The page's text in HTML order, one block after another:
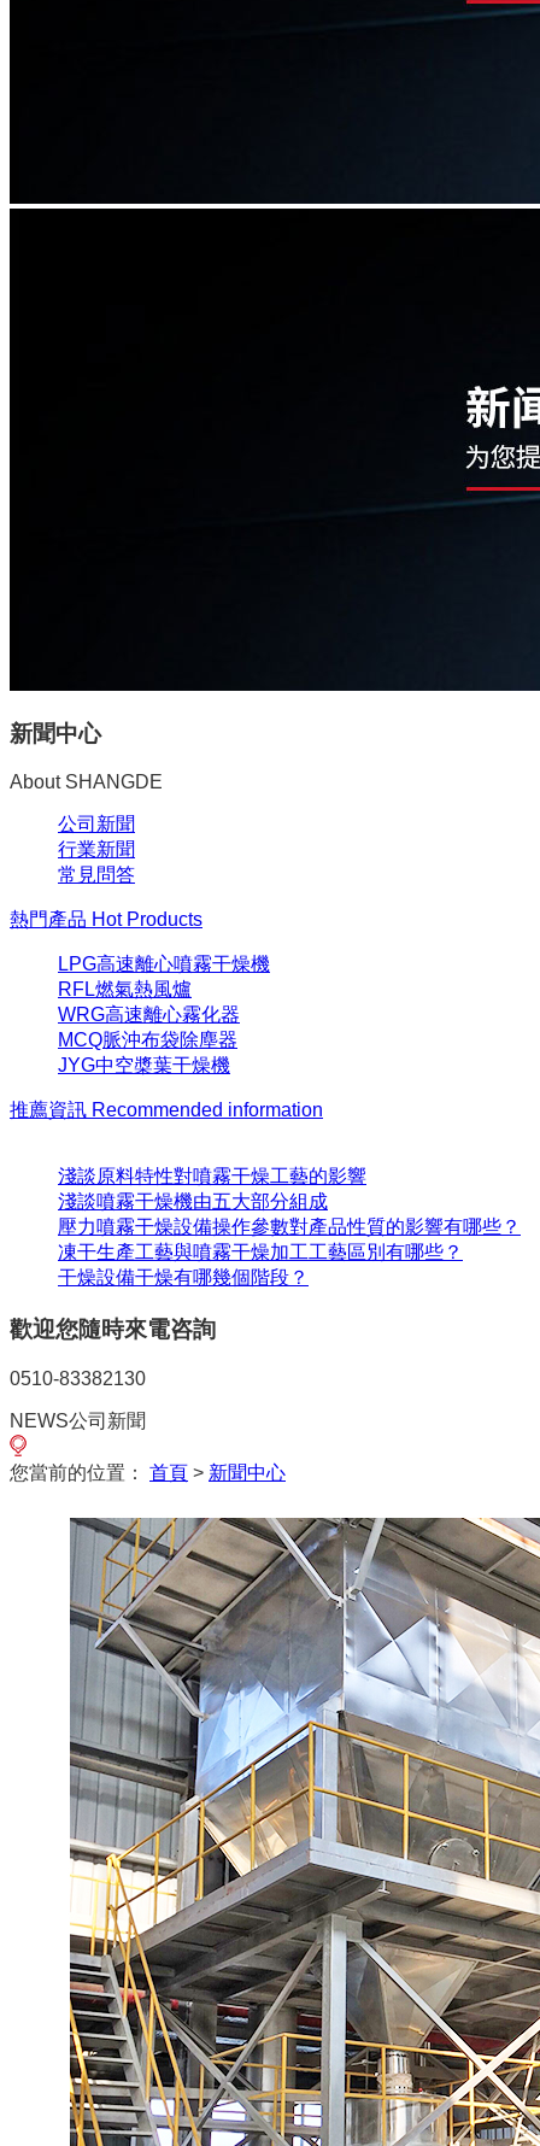
新聞中心
About SHANGDE
公司新聞
行業新聞
常見問答
熱門產品 Hot Products
LPG高速離心噴霧干燥機
RFL燃氣熱風爐
WRG高速離心霧化器
MCQ脈沖布袋除塵器
JYG中空槳葉干燥機
推薦資訊 Recommended information
淺談原料特性對噴霧干燥工藝的影響
淺談噴霧干燥機由五大部分組成
壓力噴霧干燥設備操作參數對產品性質的影響有哪些？
凍干生產工藝與噴霧干燥加工工藝區別有哪些？
干燥設備干燥有哪幾個階段？
歡迎您隨時來電咨詢
0510-83382130
NEWS公司新聞
您當前的位置： 首頁 > 新聞中心